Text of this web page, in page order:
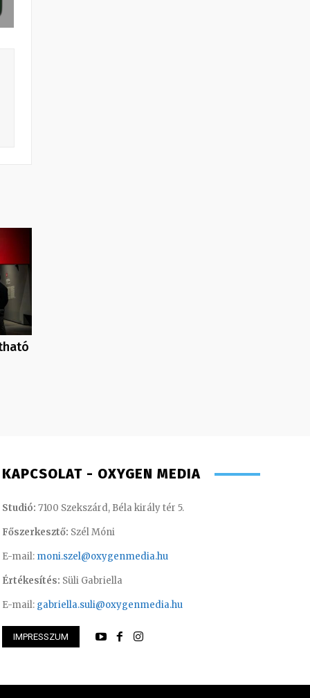
– operatőr-vágó – 2020
KAPCSOLAT - OXYGEN MEDIA
Studió: 7100 Szekszárd, Béla király tér 5.
Főszerkesztő: Szél Móni
E-mail: moni.szel@oxygenmedia.hu
Értékesítés: Süli Gabriella
E-mail: gabriella.suli@oxygenmedia.hu
IMPRESSZUM